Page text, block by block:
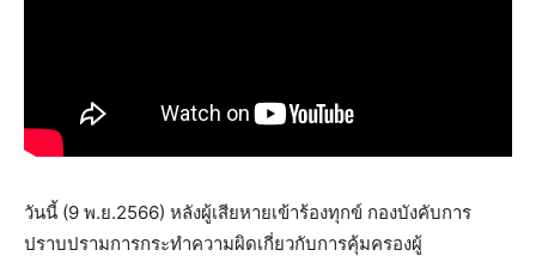
วันนี้ (9 พ.ย.2566) หลังผู้เสียหายเข้าร้องทุกข์ กองบังคับการ
ปราบปรามการกระทำความผิดเกี่ยวกับการคุ้มครองผู้